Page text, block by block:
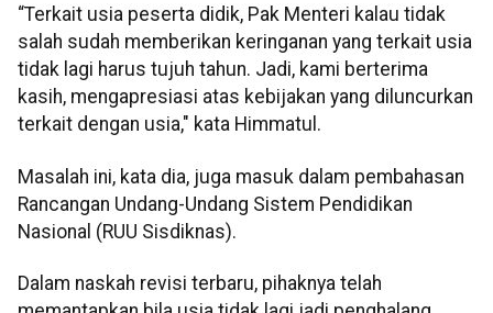
“Terkait usia peserta didik, Pak Menteri kalau tidak
salah sudah memberikan keringanan yang terkait usia
tidak lagi harus tujuh tahun. Jadi, kami berterima
kasih, mengapresiasi atas kebijakan yang diluncurkan
terkait dengan usia," kata Himmatul.
Masalah ini, kata dia, juga masuk dalam pembahasan
Rancangan Undang-Undang Sistem Pendidikan
Nasional (RUU Sisdiknas).
Dalam naskah revisi terbaru, pihaknya telah